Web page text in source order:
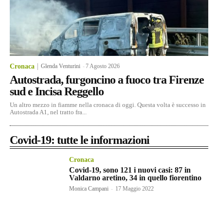
Cronaca Glenda Venturini -7 Agosto 2026
Autostrada, furgoncino a fuoco tra Firenze
sud e Incisa Reggello
Un altro mezzo in fiamme nella cronaca di oggi. Questa volta è successo in
Autostrada A1, nel tratto fra...
Covid-19: tutte le informazioni
Cronaca
Covid-19, sono 121 i nuovi casi: 87 in
Valdarno aretino, 34 in quello fiorentino
Monica Campani - 17 Maggio 2022